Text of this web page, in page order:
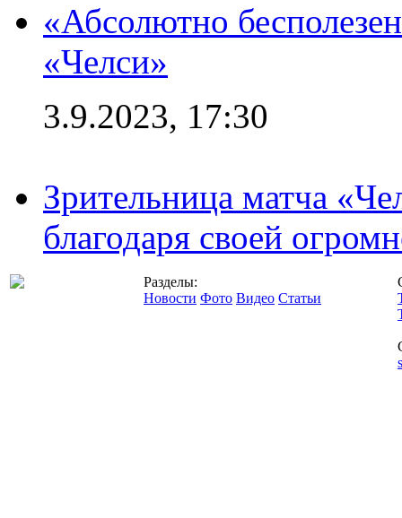
«Абсолютно
«Челси»
3.9.2023, 17:30
Зрительница матча
благодаря своей
Разделы:
Новости Фото Видео Статьи